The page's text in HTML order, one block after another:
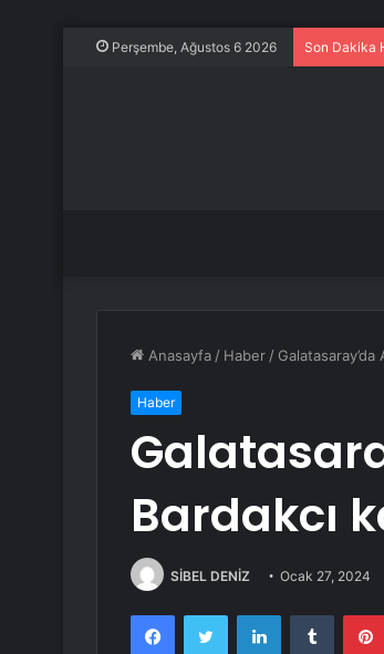
Perşembe, Ağustos 6 2026 Son Dakika
Anasayfa / Haber / Galatasaray’da
Haber
Bardakcı
SİBEL DENİZ Ocak 27, 2024
FacebookTwitter LinkedInTumblr